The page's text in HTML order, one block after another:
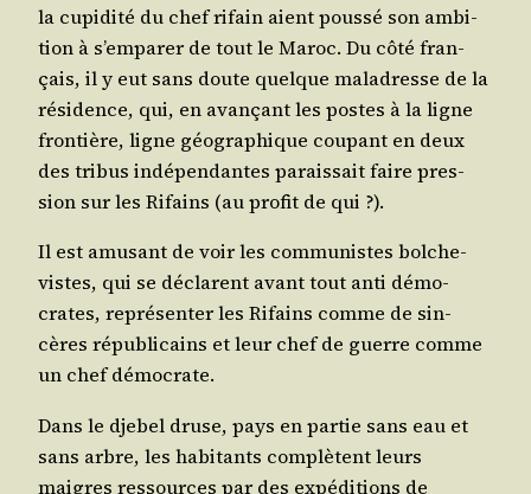
la cupi­di­té du chef rifain aient pous­sé son ambi­
tion à s’emparer de tout le Maroc. Du côté fran­
çais, il y eut sans doute quelque mal­adresse de la
rési­dence, qui, en avan­çant les postes à la ligne
fron­tière, ligne géo­gra­phique cou­pant en deux
des tri­bus indé­pen­dantes parais­sait faire pres­
sion sur les Rifains (au pro­fit de qui ?).
Il est amu­sant de voir les com­mu­nistes bol­che­
vistes, qui se déclarent avant tout anti démo­
crates, repré­sen­ter les Rifains comme de sin­
cères répu­bli­cains et leur chef de guerre comme
un chef démocrate.
Dans le dje­bel druse, pays en par­tie sans eau et
sans arbre, les habi­tants com­plètent leurs
maigres res­sources par des expé­di­tions de